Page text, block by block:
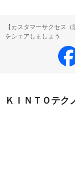
【カスタマーサクセス
をシェアしましょう
ＫＩＮＴＯテク